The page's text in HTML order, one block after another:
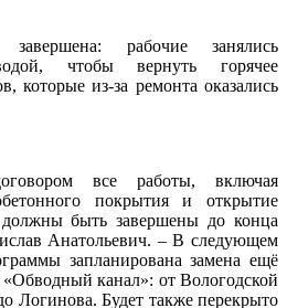
рабочие занялись
чтобы вернуть горячее
которые из-за ремонта оказались
все работы, включая
покрытия и открытие
быть завершены до конца
Анатольевич. – В следующем
запланирована замена ещё
«Обводный канал»: от Вологодской
Логинова. Будет также перекрыто